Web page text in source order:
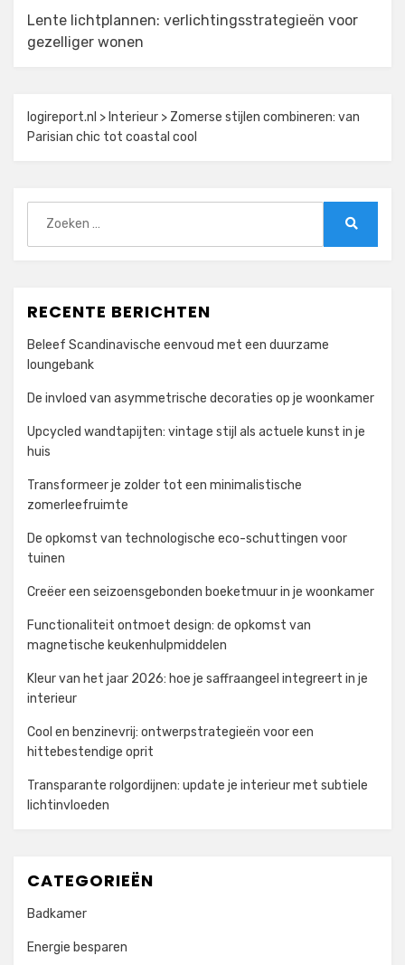
Lente lichtplannen: verlichtingsstrategieën voor
gezelliger wonen
logireport.nl > Interieur > Zomerse stijlen combineren: van
Parisian chic tot coastal cool
naar:
RECENTE BERICHTEN
Beleef Scandinavische eenvoud met een duurzame
loungebank
De invloed van asymmetrische decoraties op je woonkamer
Upcycled wandtapijten: vintage stijl als actuele kunst in je
huis
Transformeer je zolder tot een minimalistische
zomerleefruimte
De opkomst van technologische eco-schuttingen voor
tuinen
Creëer een seizoensgebonden boeketmuur in je woonkamer
Functionaliteit ontmoet design: de opkomst van
magnetische keukenhulpmiddelen
Kleur van het jaar 2026: hoe je saffraangeel integreert in je
interieur
Cool en benzinevrij: ontwerpstrategieën voor een
hittebestendige oprit
Transparante rolgordijnen: update je interieur met subtiele
lichtinvloeden
CATEGORIEËN
Badkamer
Energie besparen